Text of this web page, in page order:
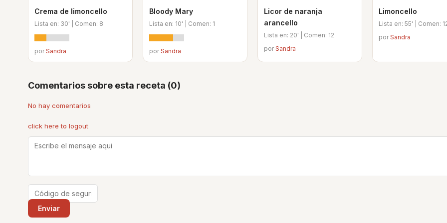
Crema de limoncello
Lista en: 30' | Comen: 8
porSandra
Bloody Mary
Lista en: 10' | Comen: 1
porSandra
Licor de naranja
arancello
Lista en: 20' | Comen: 12
porSandra
Limoncello
Lista en: 55' | Comen:
porSandra
Comentarios sobre esta receta (0)
No hay comentarios
click here to logout